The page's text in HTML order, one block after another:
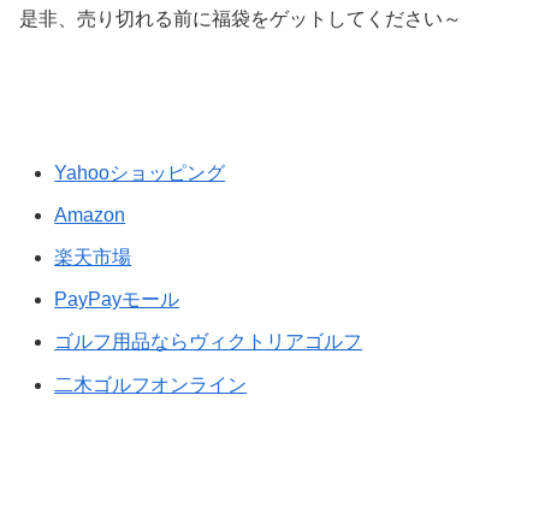
是非、売り切れる前に福袋をゲットしてください～
Yahooショッピング
Amazon
楽天市場
PayPayモール
ゴルフ用品ならヴィクトリアゴルフ
二木ゴルフオンライン